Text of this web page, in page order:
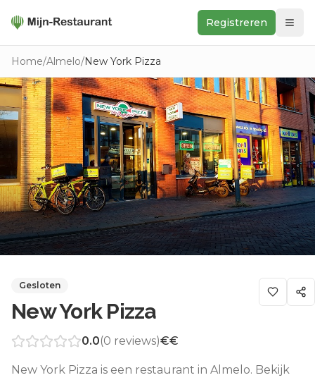
Registreren
Zoeken
In de buurt
Ontdek
Keukens
Foodwall
Reviews
Home/Almelo/New York Pizza
Gesloten
New York Pizza
0.0(0 reviews)€€
New York Pizza is een restaurant in Almelo. Bekijk